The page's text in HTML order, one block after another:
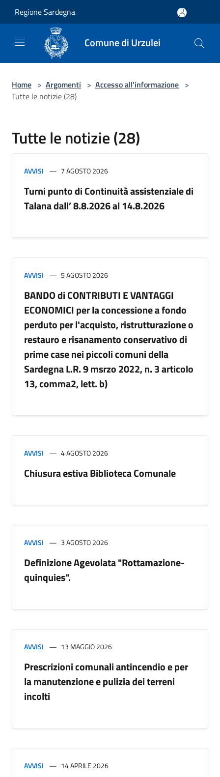
Regione Sardegna
Comune di Urzulei
Home > Argomenti > Accesso all'informazione >
Tutte le notizie (28)
Tutte le notizie (28)
AVVISI 7 AGOSTO 2026
Turni punto di Continuità assistenziale di
Talana dall’ 8.8.2026 al 14.8.2026
AVVISI 5 AGOSTO 2026
BANDO di CONTRIBUTI E VANTAGGI
ECONOMICI per la concessione a fondo
perduto per l'acquisto, ristrutturazione o
restauro e risanamento conservativo di
prime case nei piccoli comuni della
Sardegna L.R. 9 msrzo 2022, n. 3 articolo
13, comma2, lett. b)
AVVISI 4 AGOSTO 2026
Chiusura estiva Biblioteca Comunale
AVVISI 3 AGOSTO 2026
Definizione Agevolata "Rottamazione-
quinquies".
AVVISI 13 MAGGIO 2026
Prescrizioni comunali antincendio e per
la manutenzione e pulizia dei terreni
incolti
AVVISI 14 APRILE 2026